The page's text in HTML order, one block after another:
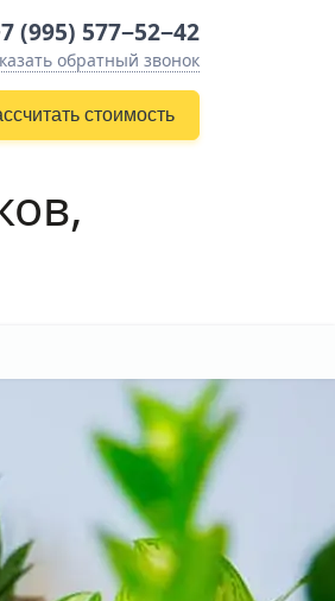
(995) 577−52−42
обратный звонок
стоимость